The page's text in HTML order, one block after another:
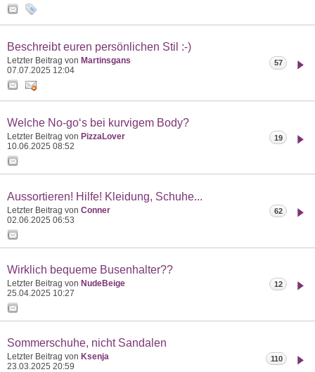
Beschreibt euren persönlichen Stil :-)
Letzter Beitrag von Martinsgans
07.07.2025 12:04
57
Welche No-go‘s bei kurvigem Body?
Letzter Beitrag von PizzaLover
10.06.2025 08:52
19
Aussortieren! Hilfe! Kleidung, Schuhe...
Letzter Beitrag von Conner
02.06.2025 06:53
62
Wirklich bequeme Busenhalter??
Letzter Beitrag von NudeBeige
25.04.2025 10:27
12
Sommerschuhe, nicht Sandalen
Letzter Beitrag von Ksenja
23.03.2025 20:59
110